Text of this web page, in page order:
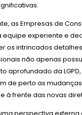
as Empresas de
equipe experiente e
os intrincados
não apenas
aprofundado da
de perto as
à frente das novas
perspectiva